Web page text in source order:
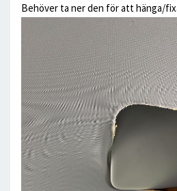
Behöver ta ner den för att hänga/